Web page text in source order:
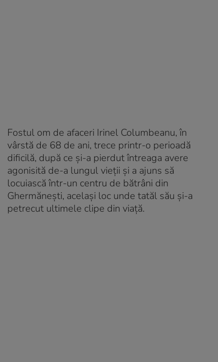
Fostul om de afaceri Irinel Columbeanu, în
vârstă de 68 de ani, trece printr-o perioadă
dificilă, după ce și-a pierdut întreaga avere
agonisită de-a lungul vieții și a ajuns să
locuiască într-un centru de bătrâni din
Ghermănești, același loc unde tatăl său și-a
petrecut ultimele clipe din viață.